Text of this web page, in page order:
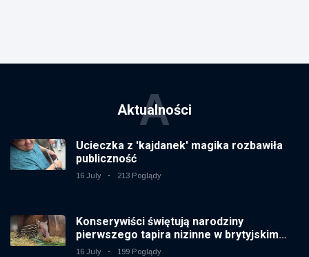
Aktualności
A
Ucieczka z 'kajdanek' magika rozbawiła
publiczność
16 July 213 Poglądy
Konserywiści świętują narodziny
pierwszego tapira nizinne w brytyjskim
zoo od 14 lat
16 July 199 Poglądy